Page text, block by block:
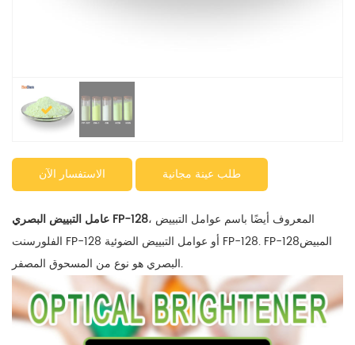
الاستفسار الآن طلب عينة مجانية
عامل التبييض البصري FP-128، المعروف أيضًا باسم عوامل التبييض
الفلورسنت FP-128 أو عوامل التبييض الضوئية FP-128. FP-128المبيض
البصري هو نوع من المسحوق المصفر.